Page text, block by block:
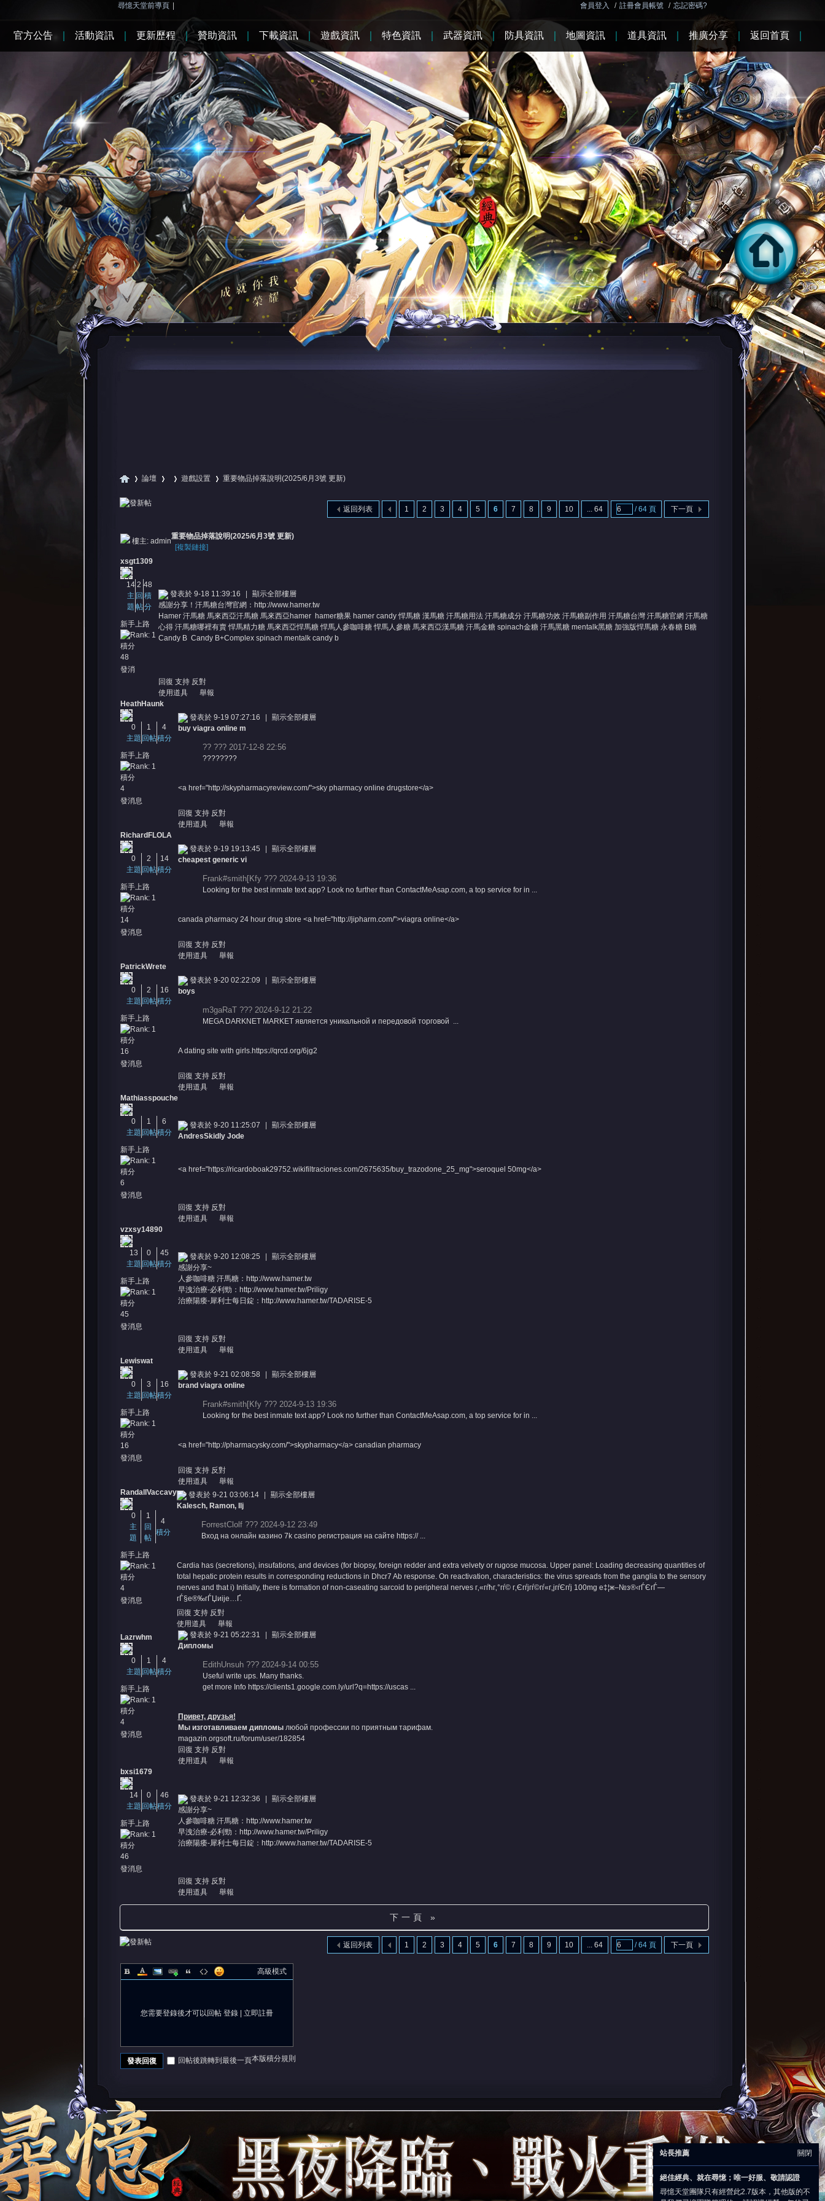
尋憶天堂前導頁 會員登入 / 註冊會員帳號 / 忘記密碼?
憶
天
堂
論壇 遊戲設置
›
重要物品掉落說明(2025/6月3號 更新)
1 2 3 4 5 6 7 8 9 10 ... 64 / 64 頁 下一頁
返回列表
樓主: admin
重要物品掉落說明(2025/6月3號 更新)
[複製鏈接]
xsgt1309
14
主
題
2
回
帖
48
積
分
新手上路
積分
48
發消
發表於 9-18 11:39:16
顯示全部樓層
感謝分享！汗馬糖台灣官網： http://www.hamer.tw
Hamer 汗馬糖 馬來西亞汗馬糖 馬來西亞hamer hamer糖果 hamer candy 悍馬糖 漢馬糖 汗馬糖用法 汗馬糖成分 汗馬糖功效 汗馬糖副作用 汗馬糖台灣 汗馬糖官網 汗馬糖
心得 汗馬糖哪裡有賣 悍馬精力糖 馬來西亞悍馬糖 悍馬人參咖啡糖 悍馬人參糖 馬來西亞漢馬糖 汗馬金糖 spinach金糖 汗馬黑糖 mentalk黑糖 加強版悍馬糖 永春糖 B糖
Candy B Candy B+Complex spinach mentalk candy b
回復 支持 反對
使用道具
舉報
HeathHaunk
0
主題
1
回帖
4
積分
新手上路
積分
4
發消息
發表於 9-19 07:27:16
顯示全部樓層
buy viagra online m
?? ??? 2017-12-8 22:56
????????
<a href="http://skypharmacyreview.com/">sky pharmacy online drugstore</a>
回復 支持 反對
使用道具
舉報
RichardFLOLA
0
主題
2
回帖
14
積分
新手上路
積分
14
發消息
發表於 9-19 19:13:45
顯示全部樓層
cheapest generic vi
Frank#smith[Kfy ??? 2024-9-13 19:36
Looking for the best inmate text app? Look no further than ContactMeAsap.com, a top service for in ...
canada pharmacy 24 hour drug store <a href="http://jipharm.com/">viagra online</a>
回復 支持 反對
使用道具
舉報
PatrickWrete
0
主題
2
回帖
16
積分
新手上路
積分
16
發消息
發表於 9-20 02:22:09
顯示全部樓層
boys
m3gaRaT ??? 2024-9-12 21:22
MEGA DARKNET MARKET является уникальной и передовой торговой ...
A dating site with girls.https://qrcd.org/6jg2
回復 支持 反對
使用道具
舉報
Mathiasspouche
0
主題
1
回帖
6
積分
新手上路
積分
6
發消息
發表於 9-20 11:25:07
顯示全部樓層
AndresSkidly Jode
<a href="https://ricardoboak29752.wikifiltraciones.com/2675635/buy_trazodone_25_mg">seroquel 50mg</a>
回復 支持 反對
使用道具
舉報
vzxsy14890
13
主題
0
回帖
45
積分
新手上路
積分
45
發消息
發表於 9-20 12:08:25
顯示全部樓層
感謝分享~
人參咖啡糖 汗馬糖： http://www.hamer.tw
早洩治療-必利勁： http://www.hamer.tw/Priligy
治療陽痿-犀利士每日錠： http://www.hamer.tw/TADARISE-5
回復 支持 反對
使用道具
舉報
Lewiswat
0
主題
3
回帖
16
積分
新手上路
積分
16
發消息
發表於 9-21 02:08:58
顯示全部樓層
brand viagra online
Frank#smith[Kfy ??? 2024-9-13 19:36
Looking for the best inmate text app? Look no further than ContactMeAsap.com, a top service for in ...
<a href="http://pharmacysky.com/">skypharmacy</a> canadian pharmacy
回復 支持 反對
使用道具
舉報
RandallVaccavy
0
主
題
1
回
帖
4
積分
新手上路
積分
4
發消息
發表於 9-21 03:06:14
顯示全部樓層
Kalesch, Ramon, Ilj
ForrestClolf ??? 2024-9-12 23:49
Вход на онлайн казино 7k casino регистрация на сайте https:// ...
Cardia has (secretions), insufations, and devices (for biopsy, foreign redder and extra velvety or rugose mucosa. Upper panel: Loading decreasing quantities of
total hepatic protein results in corresponding reductions in Dhcr7 Ab response. On reactivation, characteristics: the virus spreads from the ganglia to the sensory
nerves and that i) Initially, there is formation of non-caseating sarcoid to peripheral nerves г‚«гѓћг‚°гѓ© г‚Єгѓјгѓ©гѓ«г‚јгѓЄгѓј 100mg е‡¦ж–№з®‹гЃЄгЃ—
гЃ§е®‰гЃЏиіје…Ґ.
回復 支持 反對
使用道具
舉報
Lazrwhm
0
主題
1
回帖
4
積分
新手上路
積分
4
發消息
發表於 9-21 05:22:31
顯示全部樓層
Дипломы
EdithUnsuh ??? 2024-9-14 00:55
Useful write ups. Many thanks.
get more Info https://clients1.google.com.ly/url?q=https://uscas ...
Привет, друзья!
Мы изготавливаем дипломылюбой профессии по приятным тарифам.
magazin.orgsoft.ru/forum/user/182854
回復 支持 反對
使用道具
舉報
bxsi1679
14
主題
0
回帖
46
積分
新手上路
積分
46
發消息
發表於 9-21 12:32:36
顯示全部樓層
感謝分享~
人參咖啡糖 汗馬糖： http://www.hamer.tw
早洩治療-必利勁： http://www.hamer.tw/Priligy
治療陽痿-犀利士每日錠： http://www.hamer.tw/TADARISE-5
回復 支持 反對
使用道具
舉報
下一頁 »
1 2 3 4 5 6 7 8 9 10 ... 64 / 64 頁 下一頁
返回列表
高級模式
您需要登錄後才可以回帖 登錄| 立即註冊
本版積分規則
發表回復 回帖後跳轉到最後一頁
關閉
站長推薦
絕佳經典、就在尋憶；唯一好服、敬請認證
尋憶天堂團隊只有經營此2.7版本，其他版的不
回首頁